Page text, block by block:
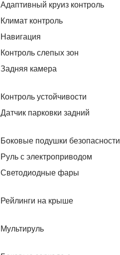
Адаптивный круиз контроль
Климат контроль
Навигация
Контроль слепых зон
Задняя камера
Контроль устойчивости
Датчик парковки задний
Боковые подушки безопасности
Руль с электроприводом
Светодиодные фары
Рейлинги на крыше
Мультируль